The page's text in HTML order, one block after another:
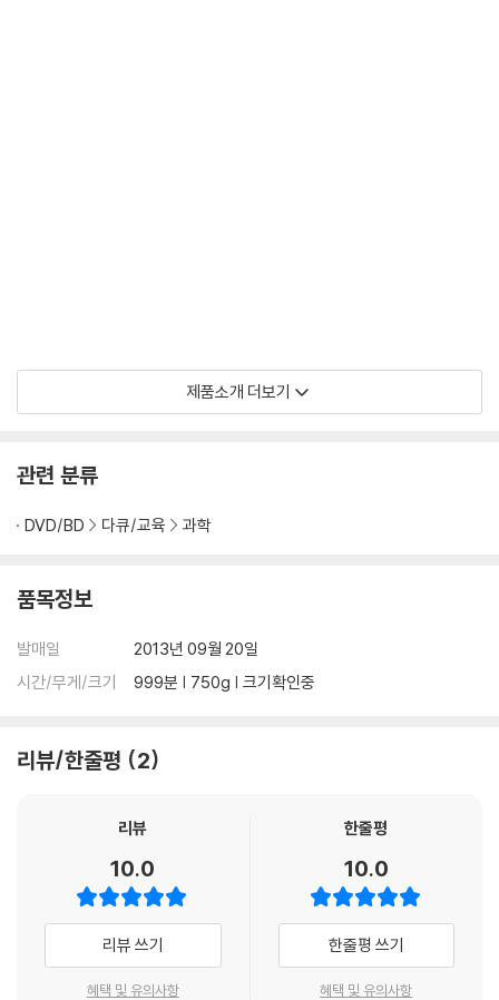
제품소개 더보기
관련 분류
DVD/BD 다큐/교육 과학
품목정보
발매일
2013년 09월 20일
시간/무게/크기
999분 | 750g | 크기확인중
리뷰/한줄평 2
리뷰
10.0
리뷰 쓰기
혜택 및 유의사항
한줄평
10.0
한줄평 쓰기
혜택 및 유의사항